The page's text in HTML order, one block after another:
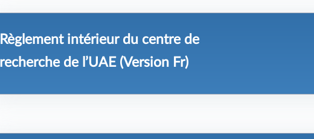
Règlement intérieur du centre de
recherche de l’UAE (Version Fr)